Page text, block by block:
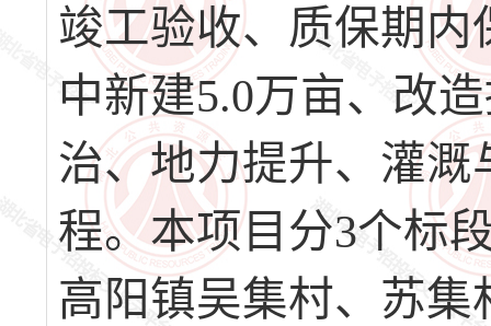
竣工验收、质保期
中新建5.0万亩、改
治、地力提升、灌
程。本项目分3个标
高阳镇吴集村、苏